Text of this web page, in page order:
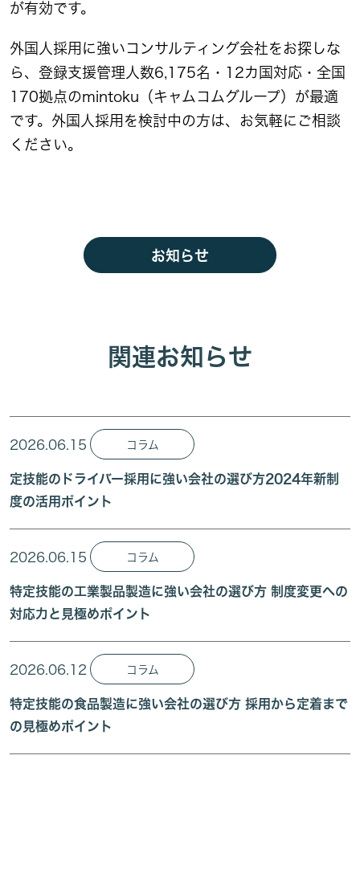
が有効です。
外国人採用に強いコンサルティング会社をお探しな
ら、登録支援管理人数6,175名・12カ国対応・全国
170拠点のmintoku（キャムコムグループ）が最適
です。外国人採用を検討中の方は、お気軽にご相談
ください。
お知らせ
関連お知らせ
2026.06.15 コラム
定技能のドライバー採用に強い会社の選び方2024年新制
度の活用ポイント
2026.06.15 コラム
特定技能の工業製品製造に強い会社の選び方 制度変更への
対応力と見極めポイント
2026.06.12 コラム
特定技能の食品製造に強い会社の選び方 採用から定着まで
の見極めポイント